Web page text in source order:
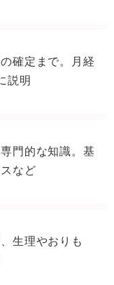
確定まで。月経
説明
門的な知識。基
など
生理やおりも